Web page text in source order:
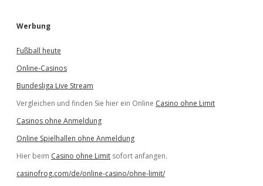
Werbung
Fußball heute
Online-Casinos
Bundesliga Live Stream
Vergleichen und finden Sie hier ein Online Casino ohne Limit
Casinos ohne Anmeldung
Online Spielhallen ohne Anmeldung
Hier beim Casino ohne Limit sofort anfangen.
casinofrog.com/de/online-casino/ohne-limit/